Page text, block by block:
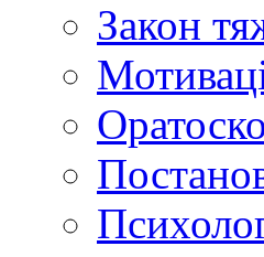
Закон